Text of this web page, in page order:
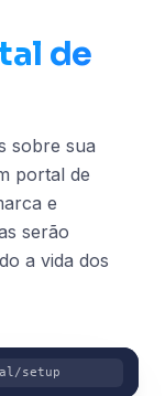
de
sobre sua
portal de
e
serão
a vida dos
setup